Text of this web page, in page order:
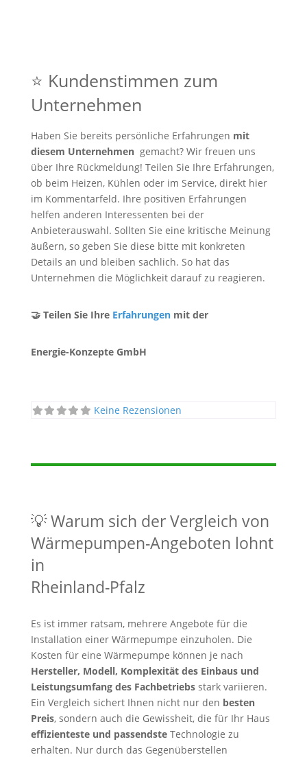
⭐ Kundenstimmen zum
Unternehmen
Haben Sie bereits persönliche Erfahrungen mit
diesem Unternehmen gemacht? Wir freuen uns
über Ihre Rückmeldung! Teilen Sie Ihre Erfahrungen,
ob beim Heizen, Kühlen oder im Service, direkt hier
im Kommentarfeld. Ihre positiven Erfahrungen
helfen anderen Interessenten bei der
Anbieterauswahl. Sollten Sie eine kritische Meinung
äußern, so geben Sie diese bitte mit konkreten
Details an und bleiben sachlich. So hat das
Unternehmen die Möglichkeit darauf zu reagieren.
🤝 Teilen Sie Ihre Erfahrungenmit der
Energie-Konzepte GmbH
Keine Rezensionen
💡 Warum sich der Vergleich von
Wärmepumpen-Angeboten lohnt
in
Rheinland-Pfalz
Es ist immer ratsam, mehrere Angebote für die
Installation einer Wärmepumpe einzuholen. Die
Kosten für eine Wärmepumpe können je nach
Hersteller, Modell, Komplexität des Einbaus und
Leistungsumfang des Fachbetriebsstark variieren.
Ein Vergleich sichert Ihnen nicht nur den besten
Preis, sondern auch die Gewissheit, die für Ihr Haus
effizienteste und passendsteTechnologie zu
erhalten. Nur durch das Gegenüberstellen